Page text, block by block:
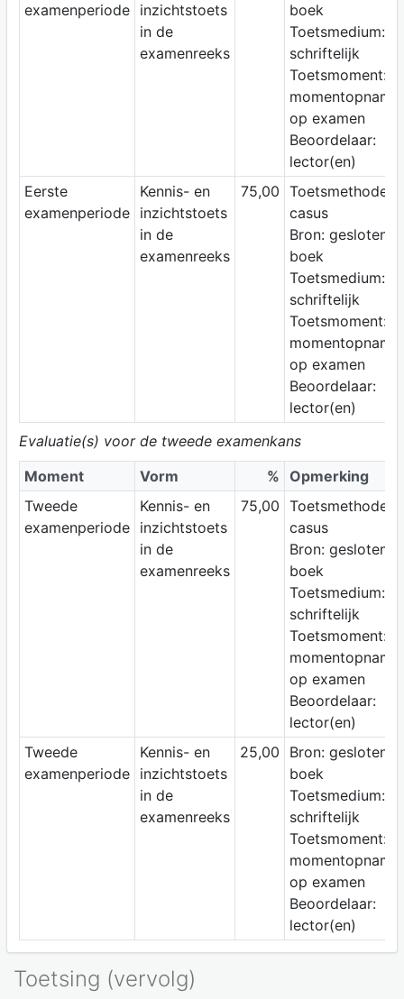
examenperiode
inzichtstoets
in de
examenreeks
boek
Toetsmedium:
schriftelijk
Toetsmoment:
momentopname
op examen
Beoordelaar:
lector(en)
Eerste
examenperiode
Kennis- en
inzichtstoets
in de
examenreeks
75,00 Toetsmethode:
casus
Bron: gesloten
boek
Toetsmedium:
schriftelijk
Toetsmoment:
momentopname
op examen
Beoordelaar:
lector(en)
Evaluatie(s) voor de tweede examenkans
Moment
Vorm % Opmerking
Tweede
examenperiode
Kennis- en
inzichtstoets
in de
examenreeks
75,00 Toetsmethode:
casus
Bron: gesloten
boek
Toetsmedium:
schriftelijk
Toetsmoment:
momentopname
op examen
Beoordelaar:
lector(en)
Tweede
examenperiode
Kennis- en
inzichtstoets
in de
examenreeks
25,00
Bron: gesloten
boek
Toetsmedium:
schriftelijk
Toetsmoment:
momentopname
op examen
Beoordelaar:
lector(en)
Toetsing (vervolg)